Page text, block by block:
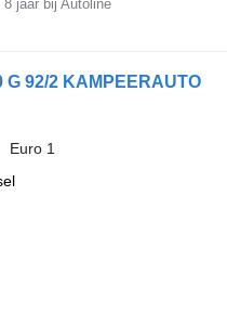
8jaar bij Autoline
G 92/2 KAMPEERAUTO
Euro 1